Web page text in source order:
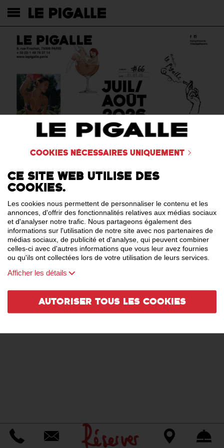
Cookies nécessaires uniquement
Ce site web utilise des
cookies.
Les cookies nous permettent de personnaliser le contenu et les
annonces, d'offrir des fonctionnalités relatives aux médias sociaux
et d'analyser notre trafic. Nous partageons également des
informations sur l'utilisation de notre site avec nos partenaires de
médias sociaux, de publicité et d'analyse, qui peuvent combiner
celles-ci avec d'autres informations que vous leur avez fournies
ou qu'ils ont collectées lors de votre utilisation de leurs services.
Afficher les détails
Autoriser tous les cookies